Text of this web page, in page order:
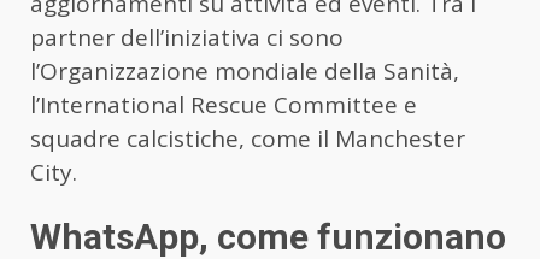
partner dell’iniziativa ci sono
l’Organizzazione mondiale della Sanità,
l’International Rescue Committee e
squadre calcistiche, come il Manchester
City.
WhatsApp, come funzionano